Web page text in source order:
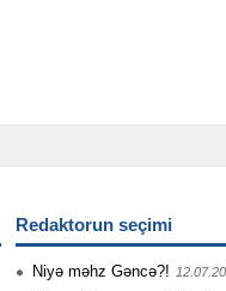
Redaktorun seçimi
Niyə məhz Gəncə?!